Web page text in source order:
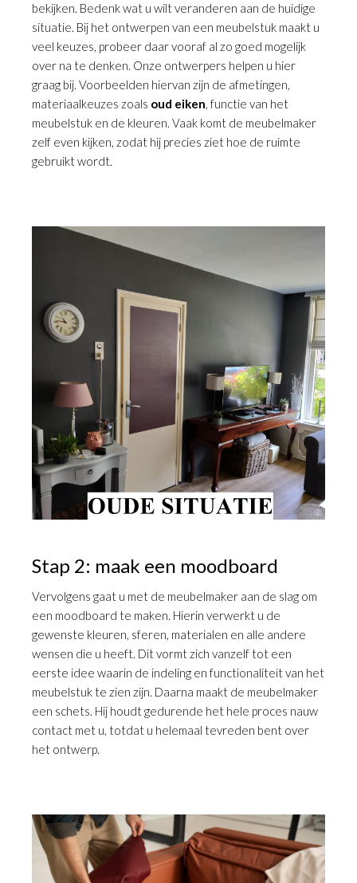
bekijken. Bedenk wat u wilt veranderen aan de huidige
situatie. Bij het ontwerpen van een meubelstuk maakt u
veel keuzes, probeer daar vooraf al zo goed mogelijk
over na te denken. Onze ontwerpers helpen u hier
graag bij. Voorbeelden hiervan zijn de afmetingen,
materiaalkeuzes zoals oud eiken, functie van het
meubelstuk en de kleuren. Vaak komt de meubelmaker
zelf even kijken, zodat hij precies ziet hoe de ruimte
gebruikt wordt.
Stap 2: maak een moodboard
Vervolgens gaat u met de meubelmaker aan de slag om
een moodboard te maken. Hierin verwerkt u de
gewenste kleuren, sferen, materialen en alle andere
wensen die u heeft. Dit vormt zich vanzelf tot een
eerste idee waarin de indeling en functionaliteit van het
meubelstuk te zien zijn. Daarna maakt de meubelmaker
een schets. Hij houdt gedurende het hele proces nauw
contact met u, totdat u helemaal tevreden bent over
het ontwerp.